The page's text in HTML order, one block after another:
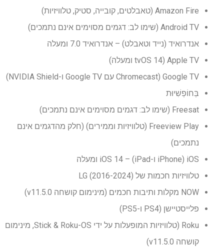
Amazon Fire (טאבלטים, קובייה, סטיק, טלוויזיות)
Android TV (שימו לב: דגמים מסוימים אינם נתמכים)
אנדרואיד (נייד וטאבלט) – אנדרואיד 7.0 ומעלה
Apple TV (tvOS 14 ומעלה)
Google TV (Chromecast עם Google TV ו-NVIDIA Shield)
בְּחוֹפְשִׁיוּת
Freesat (שימו לב: דגמים מסוימים אינם נתמכים)
Freeview Play (טלוויזיות וממירים) (חלק מהדגמים אינם
נתמכים)
iOS (iPhone ו-iPad) – iOS 14 ומעלה
טלוויזיות חכמות של LG (2016-2024)
NOW מקלות ותיבות חכמים (מינימום קושחה v11.5.0)
פלייסטיישן (PS4 ו-PS5)
Roku (טלוויזיות המופעלות על ידי Stick & Roku-OS, מינימום
קושחה v11.5.0)